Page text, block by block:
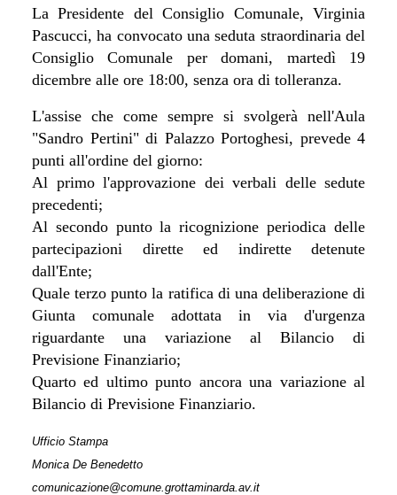
La Presidente del Consiglio Comunale, Virginia
Pascucci, ha convocato una seduta straordinaria del
Consiglio Comunale per domani, martedì 19
dicembre alle ore 18:00, senza ora di tolleranza.
L'assise che come sempre si svolgerà nell'Aula
"Sandro Pertini" di Palazzo Portoghesi, prevede 4
punti all'ordine del giorno:
Al primo l'approvazione dei verbali delle sedute
precedenti;
Al secondo punto la ricognizione periodica delle
partecipazioni dirette ed indirette detenute
dall'Ente;
Quale terzo punto la ratifica di una deliberazione di
Giunta comunale adottata in via d'urgenza
riguardante una variazione al Bilancio di
Previsione Finanziario;
Quarto ed ultimo punto ancora una variazione al
Bilancio di Previsione Finanziario.
Ufficio Stampa
Monica De Benedetto
comunicazione@comune.grottaminarda.av.it